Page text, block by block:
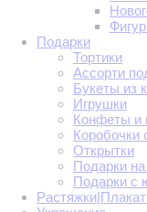
Подарки
Тортики
Ассорти
Букеты из
Игрушки
Конфеты и
Коробочки
Открытки
Подарки
Подарки с